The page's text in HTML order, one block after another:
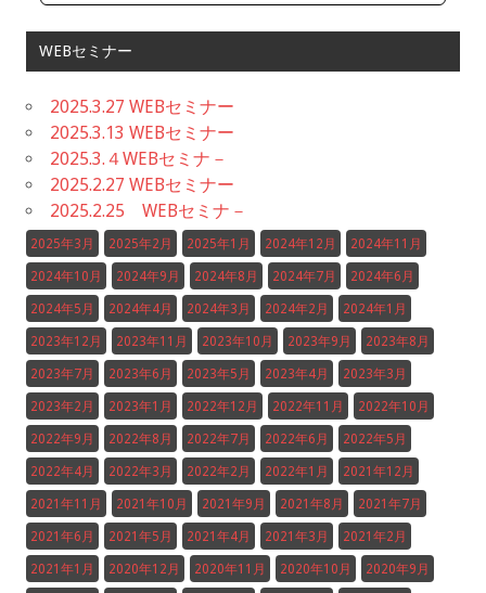
WEBセミナー
2025.3.27 WEBセミナー
2025.3.13 WEBセミナー
2025.3.４WEBセミナ－
2025.2.27 WEBセミナー
2025.2.25 WEBセミナ－
2025年3月 2025年2月 2025年1月 2024年12月 2024年11月
2024年10月 2024年9月 2024年8月 2024年7月 2024年6月
2024年5月 2024年4月 2024年3月 2024年2月 2024年1月
2023年12月 2023年11月 2023年10月 2023年9月 2023年8月
2023年7月 2023年6月 2023年5月 2023年4月 2023年3月
2023年2月 2023年1月 2022年12月 2022年11月 2022年10月
2022年9月 2022年8月 2022年7月 2022年6月 2022年5月
2022年4月 2022年3月 2022年2月 2022年1月 2021年12月
2021年11月 2021年10月 2021年9月 2021年8月 2021年7月
2021年6月 2021年5月 2021年4月 2021年3月 2021年2月
2021年1月 2020年12月 2020年11月 2020年10月 2020年9月